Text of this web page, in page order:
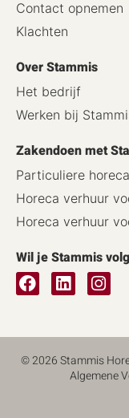
Contact opnemen
Klachten
Over Stammis
Het bedrijf
Werken bij
Zakendoen met
Particuliere
Horeca verhuur
Horeca verhuur
Wil je Stammis
© 2026 Stammis
Algemene